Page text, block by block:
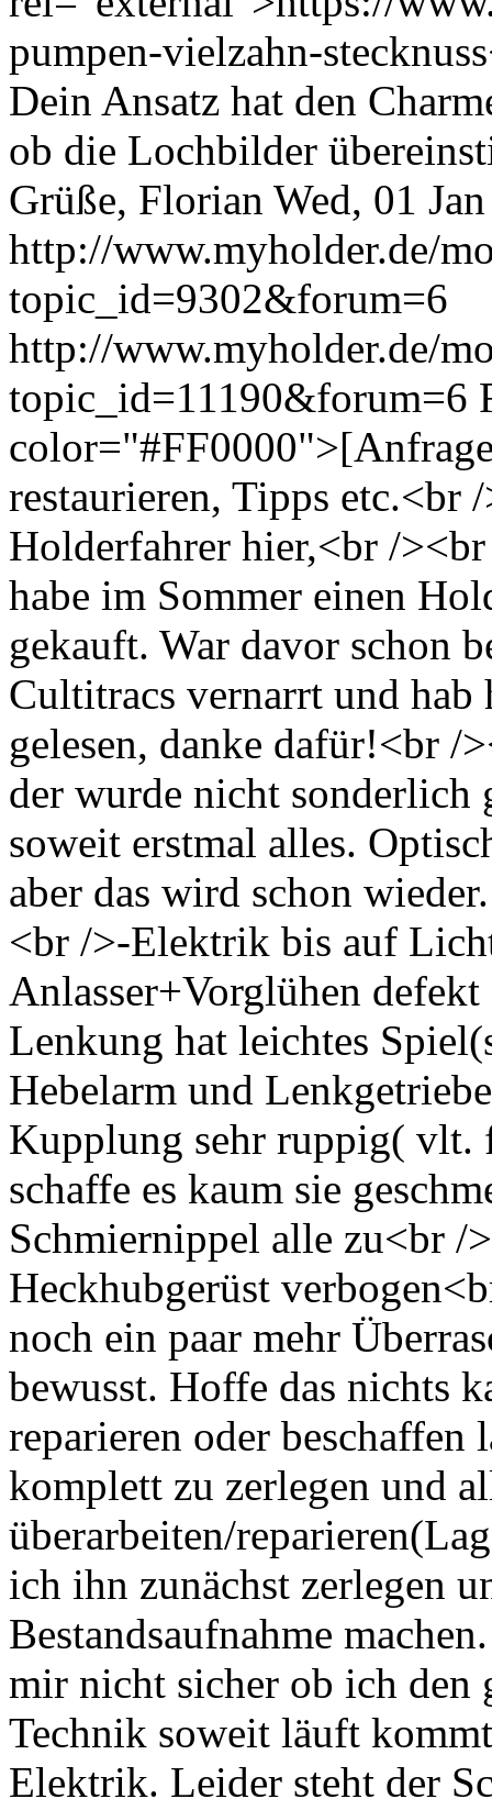
pumpen-vielzahn-
Dein Ansatz hat den
ob die Lochbilder
Grüße, Florian Wed, 01
http://www.myholder.de/
topic_id=9302&forum=6
http://www.myholder.de/
topic_id=11190&forum=6
restaurieren, Tipps etc.<br
Holderfahrer hier,<br /
habe im Sommer einen
gekauft. War davor schon
Cultitracs vernarrt und hab
gelesen, danke dafür!<br /
der wurde nicht sonderlich
soweit erstmal alles.
aber das wird schon
<br />-Elektrik bis auf
Anlasser+Vorglühen
Lenkung hat leichtes
Hebelarm und
Kupplung sehr ruppig( vlt.
schaffe es kaum sie
Schmiernippel alle zu<br /
Heckhubgerüst
noch ein paar mehr
bewusst. Hoffe das nichts
reparieren oder
komplett zu zerlegen und
überarbeiten/
ich ihn zunächst zerlegen
Bestandsaufnahme
mir nicht sicher ob ich den
Technik soweit läuft
Elektrik. Leider steht der